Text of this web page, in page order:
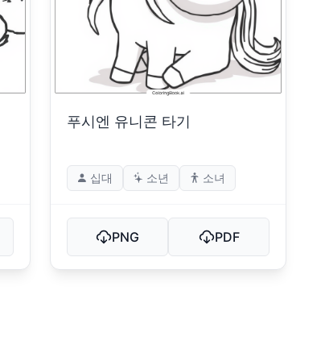
푸시엔 유니콘 타기
십대 소년 소녀
PNG PDF